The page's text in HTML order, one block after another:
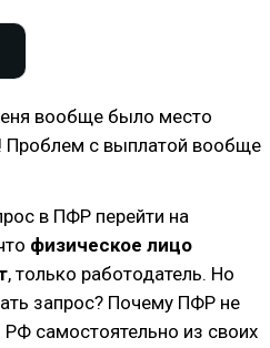
вообще было место
Проблем с выплатой вообще
в ПФР перейти на
физическое лицо
, только работодатель. Но
запрос? Почему ПФР не
самостоятельно из своих